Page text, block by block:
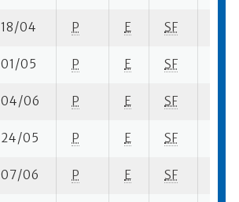
18/04 P E SF
01/05 P E SF
04/06 P E SF
24/05 P E SF
07/06 P E SF